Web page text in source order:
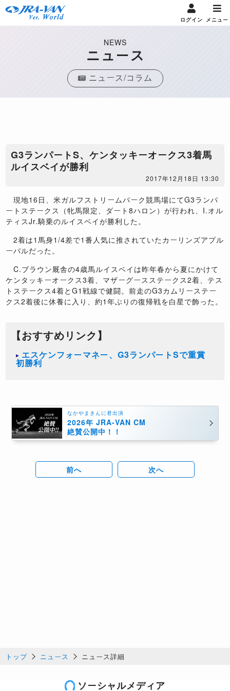
ログイン メニュー
NEWS
ニュース
ニュース/コラム
G3ランパートS、ケンタッキーオークス3着馬
ルイスベイが勝利
2017年12月18日 13:30
現地16日、米ガルフストリームパーク競馬場にてG3ランパ
ートステークス（牝馬限定、ダート8ハロン）が行われ、I.オル
ティスJr.騎乗のルイスベイが勝利した。
2着は1馬身1/4差で1番人気に推されていたカーリンズアプル
ーバルだった。
C.ブラウン厩舎の4歳馬ルイスベイは昨年春から夏にかけて
ケンタッキーオークス3着、マザーグースステークス2着、テス
トステークス4着とG1戦線で健闘。前走のG3カムリーステー
クス2着後に休養に入り、約1年ぶりの復帰戦を白星で飾った。
【おすすめリンク】
エスケンフォーマネー、G3ランパートSで重賞
初勝利
なかやまきんに君出演
2026年 JRA-VAN CM
絶賛公開中！！
前へ 次へ
トップ ニュース ニュース詳細
ソーシャルメディア